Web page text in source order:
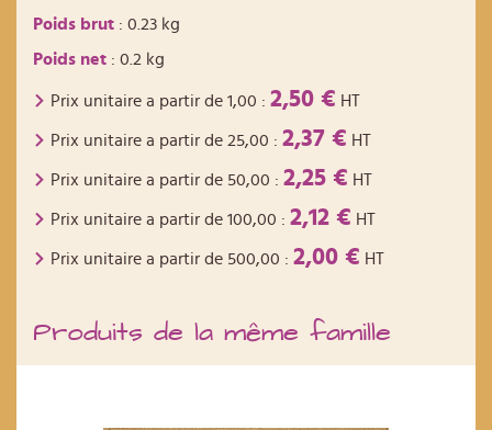
Poids brut : 0.23 kg
Poids net : 0.2 kg
Prix unitaire a partir de 1,00 : 2,50 € HT
Prix unitaire a partir de 25,00 : 2,37 € HT
Prix unitaire a partir de 50,00 : 2,25 € HT
Prix unitaire a partir de 100,00 : 2,12 € HT
Prix unitaire a partir de 500,00 : 2,00 € HT
Produits de la même famille